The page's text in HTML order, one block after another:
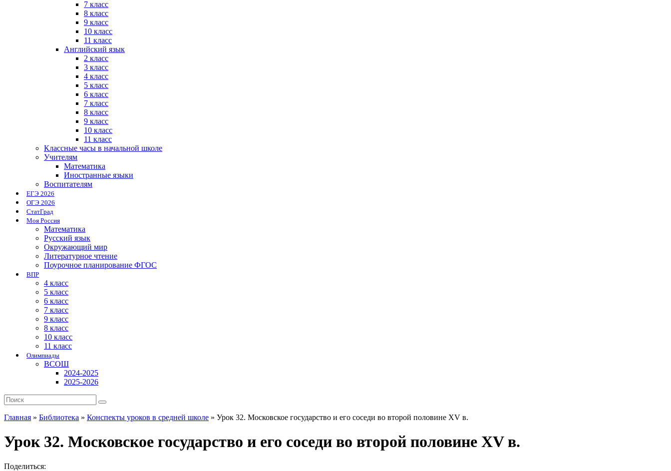
7 класс
8 класс
9 класс
10 класс
11 класс
Английский язык
2 класс
3 класс
4 класс
5 класс
6 класс
7 класс
8 класс
9 класс
10 класс
11 класс
Классные часы в начальной школе
Учителям
Математика
Иностранные языки
Воспитателям
ЕГЭ 2026
ОГЭ 2026
СтатГрад
Моя Россия
Математика
Русский язык
Окружающий мир
Литературное чтение
Поурочное планирование ФГОС
ВПР
4 класс
5 класс
6 класс
7 класс
9 класс
8 класс
10 класс
11 класс
Олимпиады
ВСОШ
2024-2025
2025-2026
Главная » Библиотека » Конспекты уроков в средней школе » Урок 32. Московское государство и его соседи во второй половине XV в.
Урок 32. Московское государство и его соседи во второй половине XV в.
Поделиться: